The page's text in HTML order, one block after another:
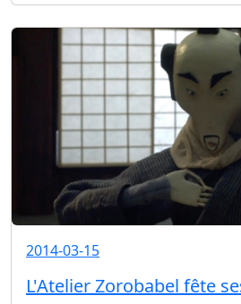
2014-03-15
L'Atelier Zorobabel fête